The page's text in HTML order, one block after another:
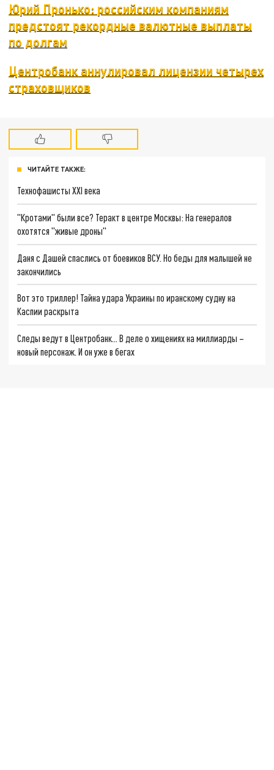
Юрий Пронько: российским компаниям
предстоят рекордные валютные выплаты
по долгам
Центробанк аннулировал лицензии четырех
страховщиков
ЧИТАЙТЕ ТАКЖЕ:
Технофашисты XXI века
"Кротами" были все? Теракт в центре Москвы: На генералов
охотятся "живые дроны"
Даня с Дашей спаслись от боевиков ВСУ. Но беды для малышей не
закончились
Вот это триллер! Тайна удара Украины по иранскому судну на
Каспии раскрыта
Следы ведут в Центробанк… В деле о хищениях на миллиарды –
новый персонаж. И он уже в бегах